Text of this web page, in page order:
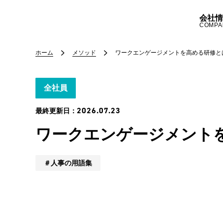
会社
ホーム メソッド ワークエンゲージメントを高める研修
全社員
最終更新日： 2026.07.23
ワークエンゲージメント
人事の用語集